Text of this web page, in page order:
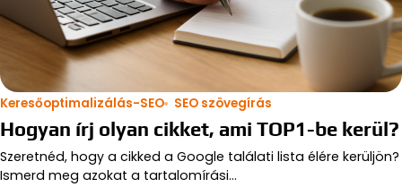
Keresőoptimalizálás-SEO SEO szövegírás
Hogyan írj olyan cikket, ami TOP1-be kerül?
Szeretnéd, hogy a cikked a Google találati lista élére kerüljön?
Ismerd meg azokat a tartalomírási…